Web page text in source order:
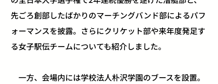
先ごろ創部したばかりのマーチングバンド部によるパフ
ォーマンスを披露。 さらにクリケット部や来年度発足す
る女子駅伝チームについても紹介しました。
一方、会場内には学校法人朴沢学園のブースを設置。